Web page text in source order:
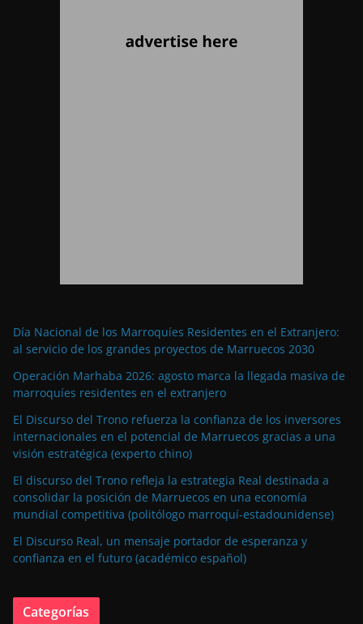
Día Nacional de los Marroquíes Residentes en el Extranjero:
al servicio de los grandes proyectos de Marruecos 2030
Operación Marhaba 2026: agosto marca la llegada masiva de
marroquíes residentes en el extranjero
El Discurso del Trono refuerza la confianza de los inversores
internacionales en el potencial de Marruecos gracias a una
visión estratégica (experto chino)
El discurso del Trono refleja la estrategia Real destinada a
consolidar la posición de Marruecos en una economía
mundial competitiva (politólogo marroquí-estadounidense)
El Discurso Real, un mensaje portador de esperanza y
confianza en el futuro (académico español)
Categorías